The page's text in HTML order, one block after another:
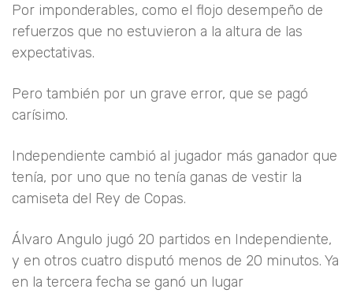
Por imponderables, como el flojo desempeño de
refuerzos que no estuvieron a la altura de las
expectativas.
Pero también por un grave error, que se pagó
carísimo.
Independiente cambió al jugador más ganador que
tenía, por uno que no tenía ganas de vestir la
camiseta del Rey de Copas.
Álvaro Angulo jugó 20 partidos en Independiente,
y en otros cuatro disputó menos de 20 minutos. Ya
en la tercera fecha se ganó un lugar